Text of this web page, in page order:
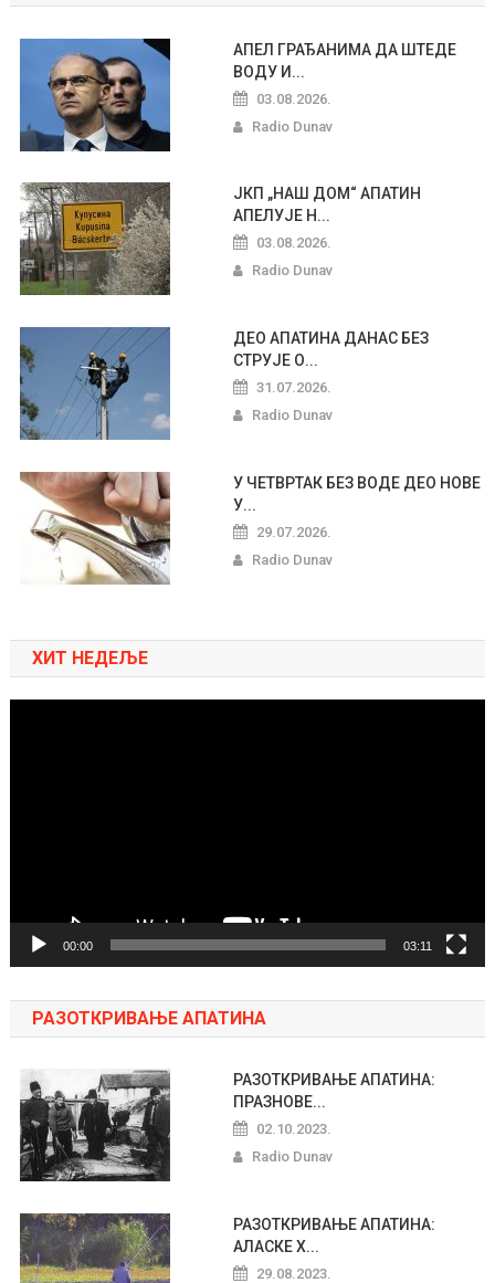
АПЕЛ ГРАЂАНИМА ДА ШТЕДЕ
ВОДУ И...
03.08.2026.
Radio Dunav
ЈКП „НАШ ДОМ“ АПАТИН
АПЕЛУЈЕ Н...
03.08.2026.
Radio Dunav
ДЕО АПАТИНА ДАНАС БЕЗ
СТРУЈЕ О...
31.07.2026.
Radio Dunav
У ЧЕТВРТАК БЕЗ ВОДЕ ДЕО НОВЕ
У...
29.07.2026.
Radio Dunav
ХИТ НЕДЕЉЕ
00:00 03:11
РАЗОТКРИВАЊЕ АПАТИНА
РАЗОТКРИВАЊЕ АПАТИНА:
ПРАЗНОВЕ...
02.10.2023.
Radio Dunav
РАЗОТКРИВАЊЕ АПАТИНА:
АЛАСКЕ Х...
29.08.2023.